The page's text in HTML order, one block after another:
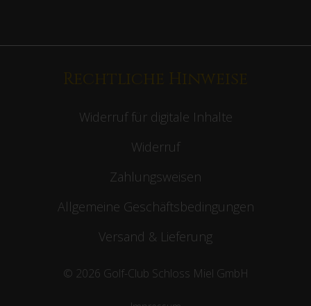
Rechtliche Hinweise
Widerruf für digitale Inhalte
Widerruf
Zahlungsweisen
Allgemeine Geschäftsbedingungen
Versand & Lieferung
© 2026 Golf-Club Schloss Miel GmbH